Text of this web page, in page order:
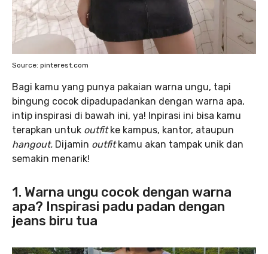
Source: pinterest.com
Bagi kamu yang punya pakaian warna ungu, tapi
bingung cocok dipadupadankan dengan warna apa,
intip inspirasi di bawah ini, ya! Inpirasi ini bisa kamu
terapkan untuk outfitke kampus, kantor, ataupun
hangout. Dijamin outfitkamu akan tampak unik dan
semakin menarik!
1. Warna ungu cocok dengan warna
apa? Inspirasi padu padan dengan
jeans biru tua